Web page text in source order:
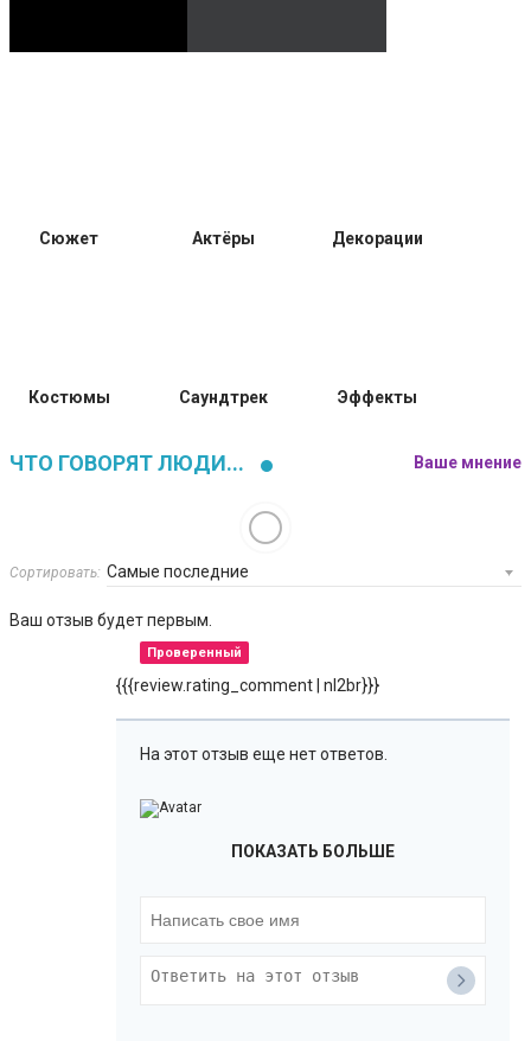
Сюжет Актёры Декорации
Костюмы Саундтрек Эффекты
ЧТО ГОВОРЯТ ЛЮДИ... Ваше мнение
Сортировать:
Ваш отзыв будет первым.
Проверенный
{{{review.rating_comment | nl2br}}}
На этот отзыв еще нет ответов.
ПОКАЗАТЬ БОЛЬШЕ